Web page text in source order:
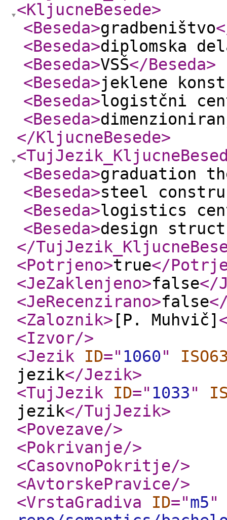
<KljucneBesede>
<Beseda>gradbeništvo
<Beseda>diplomska
<Beseda>VSŠ</Beseda>
<Beseda>jeklene
<Beseda>logistčni
<Beseda>
</KljucneBesede>
<Beseda>graduation
<Beseda>steel
<Beseda>logistics
<Beseda>design
</
<Potrjeno>true</
<JeZaklenjeno>false</
<JeRecenzirano>false
<Zaloznik> [P. Muhvič]
<Izvor/>
<Jezik
ID=" 1060"
jezik</Jezik>
<TujJezik
ID=" 1033"
jezik</TujJezik>
<Povezave/>
<Pokrivanje/>
<CasovnoPokritje/>
<AvtorskePravice/>
<VrstaGradiva
ID="m5"